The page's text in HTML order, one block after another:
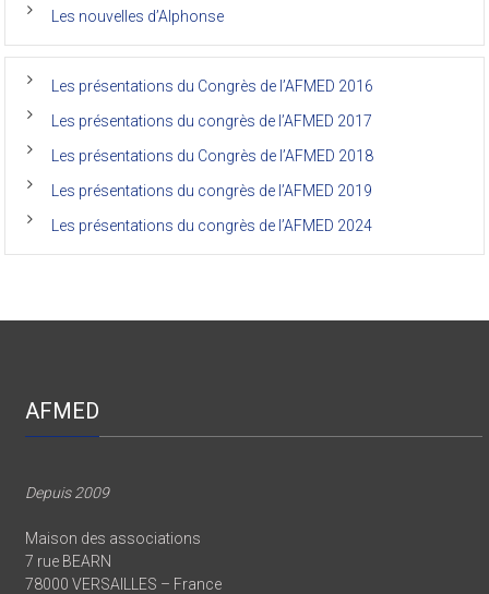
de
de
(Afmed/Unikin)
vécu
Les nouvelles d’Alphonse
Les présentations du Congrès de l’AFMED 2016
Les présentations du congrès de l’AFMED 2017
Les présentations du Congrès de l’AFMED 2018
Les présentations du congrès de l’AFMED 2019
Les présentations du congrès de l’AFMED 2024
AFMED
Depuis 2009
Maison des associations
7 rue BEARN
78000 VERSAILLES – France